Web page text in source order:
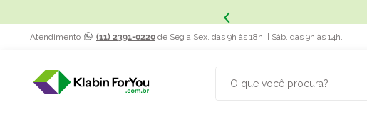
Atendimento (11) 2391-0220 de Seg a Sex, das 9h às 18h. | Sáb, das 9h às 14h.